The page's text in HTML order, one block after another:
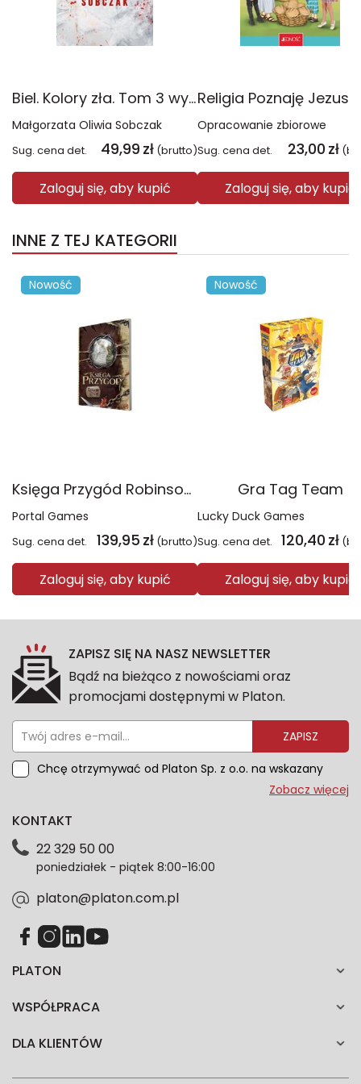
Biel. Kolory zła. Tom 3 wyd. 2025
Małgorzata Oliwia Sobczak
Sug. cena det. 49,99 zł (brutto)
Zaloguj się, aby kupić
Opracowanie zbiorowe
Sug. cena det. 23,00 zł
Zaloguj się, aby kupić
INNE Z TEJ KATEGORII
Nowość
Księga Przygód Robinson Crusoe
Portal Games
Sug. cena det. 139,95 zł (brutto)
Zaloguj się, aby kupić
Nowość
Gra Tag Team
Lucky Duck Games
Sug. cena det. 120,40 zł
Zaloguj się, aby kupić
ZAPISZ SIĘ NA NASZ NEWSLETTER
Bądź na bieżąco z nowościami oraz
promocjami dostępnymi w Platon.
ZAPISZ
Chcę otrzymywać od Platon Sp. z o.o. na wskazany
przeze mnie adres e-mail informacje marketingowe
dotyczące danych osobowych znajdziesz w naszej
każdym czasie. Wycofanie zgody nie wpłynie na
zgodność z prawem przetwarzania dokonanego przed
Zobacz więcej
PLATON
WSPÓŁPRACA
DLA KLIENTÓW
KONTAKT
22 329 50 00
poniedziałek - piątek 8:00-16:00
platon@platon.com.pl